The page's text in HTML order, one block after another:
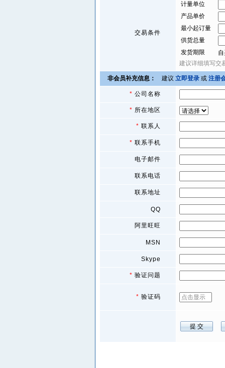
交易条件
计量单位
产品单价
最小起订量
供货总量
发货期限
建议详细填写交
非会员补充信息： 建议 立即登录 或 注册
* 公司名称
* 所在地区
* 联系人
* 联系手机
电子邮件
联系电话
联系地址
QQ
阿里旺旺
MSN
Skype
* 验证问题
* 验证码